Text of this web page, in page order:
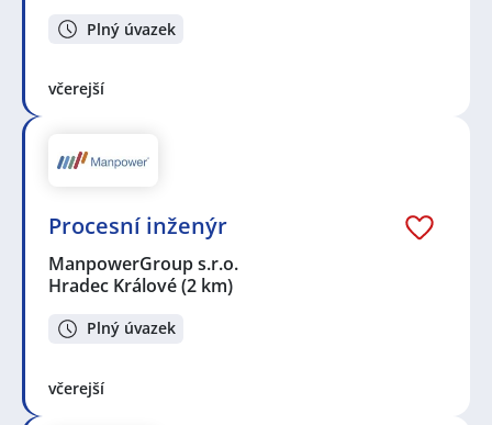
Plný úvazek
včerejší
Procesní inženýr
ManpowerGroup s.r.o.
Hradec Králové(2 km)
Plný úvazek
včerejší